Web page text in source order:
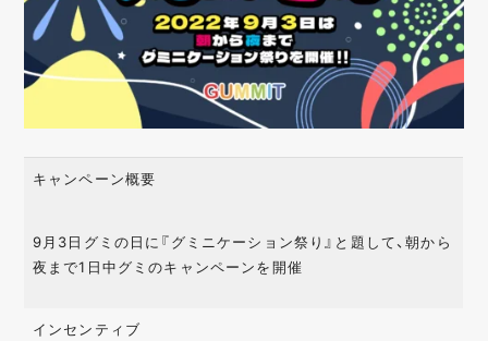
キャンペーン概要
9月3日グミの日に『グミニケーション祭り』と題して、朝から
夜まで1日中グミのキャンペーンを開催
インセンティブ